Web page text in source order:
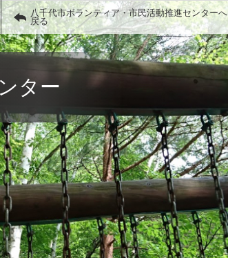
八千代市ボランティア・市民活動推進センターへ
戻る
ター